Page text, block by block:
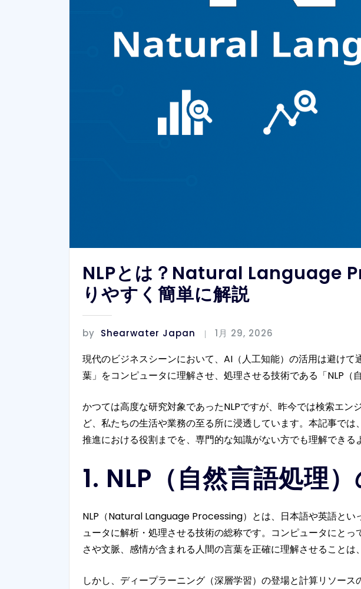
NLPとは？Natural Language
りやすく簡単に解説
by Shearwater Japan 1月 29, 2026
現代のビジネスシーンにおいて、AI（人工知能）の活用は避け
葉」をコンピュータに理解させ、処理させる技術である「NLP（
かつては高度な研究対象であったNLPですが、昨今では検索エ
ど、私たちの生活や業務の至る所に浸透しています。本記事で
推進における役割までを、専門的な知識がない方でも理解できる
1. NLP（自然言語処理
NLP（Natural Language Processing）とは、日本語や英語とい
ュータに解析・処理させる技術の総称です。コンピュータにと
さや文脈、感情が含まれる人間の言葉を正確に理解させることは
しかし、ディープラーニング（深層学習）の登場と計算リソー